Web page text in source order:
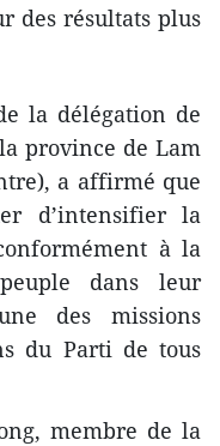
des résultats plus
la délégation de
province de Lam
a affirmé que
d’intensifier la
à la
dans leur
des missions
du Parti de tous
membre de la